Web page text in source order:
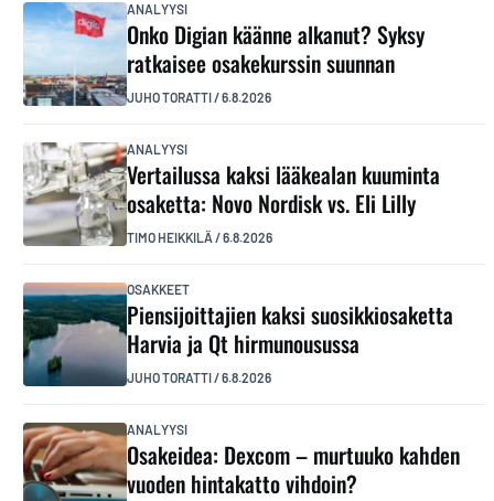
ANALYYSI
Onko Digian käänne alkanut? Syksy
ratkaisee osakekurssin suunnan
JUHO TORATTI/6.8.2026
ANALYYSI
Vertailussa kaksi lääkealan kuuminta
osaketta: Novo Nordisk vs. Eli Lilly
TIMO HEIKKILÄ /6.8.2026
OSAKKEET
Piensijoittajien kaksi suosikkiosaketta
Harvia ja Qt hirmunousussa
JUHO TORATTI/6.8.2026
ANALYYSI
Osakeidea: Dexcom – murtuuko kahden
vuoden hintakatto vihdoin?